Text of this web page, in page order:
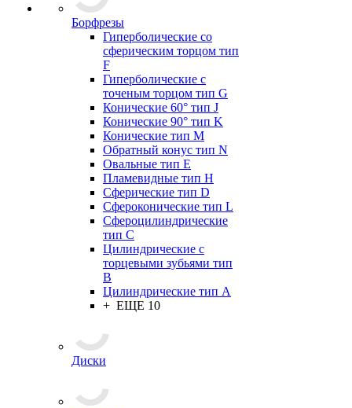
Борфрезы
Гиперболические cо
сферическим торцом тип
F
Гиперболические с
точеным торцом тип G
Конические 60° тип J
Конические 90° тип K
Конические тип M
Обратный конус тип N
Овальные тип E
Пламевидные тип H
Сферические тип D
Сфероконические тип L
Сфероцилиндрические
тип C
Цилиндрические с
торцевыми зубьями тип
B
Цилиндрические тип А
+ ЕЩЕ 10
Диски